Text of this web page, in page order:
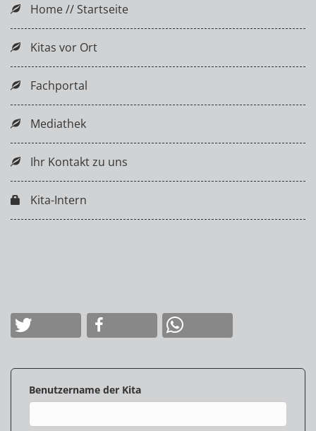
Home // Startseite
Kitas vor Ort
Fachportal
Mediathek
Ihr Kontakt zu uns
Kita-Intern
Benutzername